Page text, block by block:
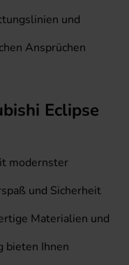
und
Ansprüchen
Eclipse
modernster
und Sicherheit
Materialien und
bieten Ihnen